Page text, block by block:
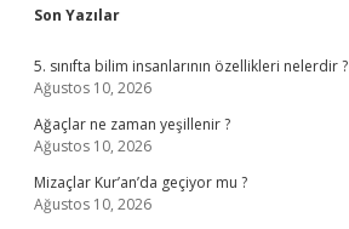
Sidebar
Son Yazılar
5. sınıfta bilim insanlarının özellikleri nelerdir ?
Ağustos 10, 2026
Ağaçlar ne zaman yeşillenir ?
Ağustos 10, 2026
Mizaçlar Kur’an’da geçiyor mu ?
Ağustos 10, 2026